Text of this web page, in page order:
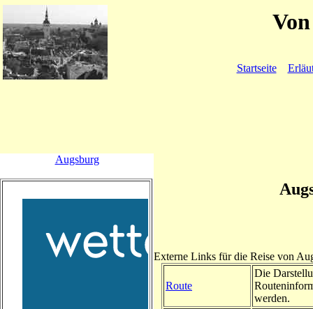
Startseite
Externe Links für die Reise von
Route
Die
werden.
Augsburg